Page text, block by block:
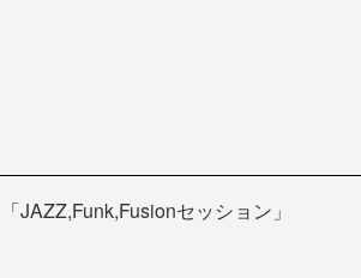
「JAZZ,Funk,Fusionセッション」